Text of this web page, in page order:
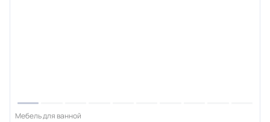
Мебель для ванной